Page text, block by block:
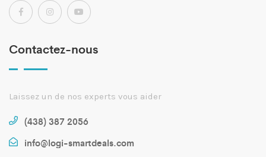
Contactez-nous
Laissez un de nos experts vous aider
(438) 387 2056
info@logi-smartdeals.com